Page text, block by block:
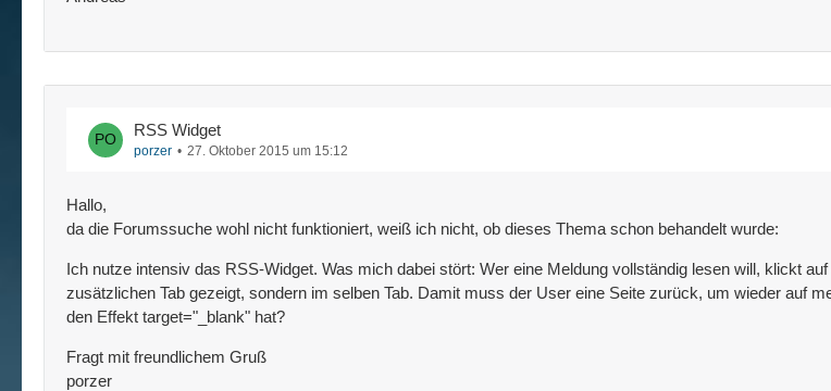
RSS Widget
porzer 27. Oktober 2015 um 15:12
Hallo,
da die Forumssuche wohl nicht funktioniert, weiß ich nicht, ob dieses Thema schon behandelt wurde:
Ich nutze intensiv das RSS-Widget. Was mich dabei stört: Wer eine Meldung vollständig lesen will, klickt
zusätzlichen Tab gezeigt, sondern im selben Tab. Damit muss der User eine Seite zurück, um wieder auf
den Effekt target="_blank" hat?
Fragt mit freundlichem Gruß
porzer